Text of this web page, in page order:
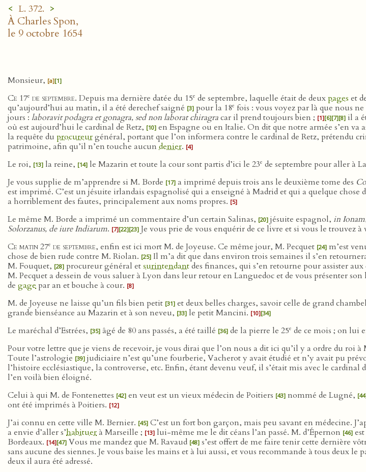
< L. 372. >
À Charles Spon,
le 9 octobre 1654
Monsieur, [a][1]
Ce 17e de septembre. Depuis ma dernière datée du 15e de septembre, laquelle était de deuxpages et
qu’aujourd’hui au matin, il a été derechef saigné [3] pour la 18e fois : vous voyez par là que nous
jours : laboravit podagra et gonagra, sed non laborat chiragracar il prend toujours bien ; [1][6][7][8] il a
où est aujourd’hui le cardinal de Retz, [10] en Espagne ou en Italie. On dit que notre armée s’en va
la requête du procureurgénéral, portant que l’on informera contre le cardinal de Retz, prétendu
patrimoine, afin qu’il n’en touche aucun denier. [4]
Le roi, [13] la reine, [14] le Mazarin et toute la cour sont partis d’ici le 23e de septembre pour aller à
Je vous supplie de m’apprendre si M. Borde [17] a imprimé depuis trois ans le deuxième tome des
est imprimé. C’est un jésuite irlandais espagnolisé qui a enseigné à Madrid et qui a quelque chose
a horriblement des fautes, principalement aux noms propres. [5]
Le même M. Borde a imprimé un commentaire d’un certain Salinas, [20] jésuite espagnol, in Ionam
Solorzanus, de iure Indiarum. [7][22][23] Je vous prie de vous enquérir de ce livre et si vous le trouvez
Ce matin 27e de septembre, enfin est ici mort M. de Joyeuse. Ce même jour, M. Pecquet [24] m’est
chose de bien rude contre M. Riolan. [25] Il m’a dit que dans environ trois semaines il s’en
M. Fouquet, [28] procureur général etsurintendantdes finances, qui s’en retourne pour assister
M. Pecquet a dessein de vous saluer à Lyon dans leur retour en Languedoc et de vous présenter
de gagepar an et bouche à cour. [8]
M. de Joyeuse ne laisse qu’un fils bien petit [31] et deux belles charges, savoir celle de grand
grande bienséance au Mazarin et à son neveu, [33] le petit Mancini. [10][34]
Le maréchal d’Estrées, [35] âgé de 80 ans passés, a été taillé [36] de la pierre le 25e de ce mois ; on lui
Pour votre lettre que je viens de recevoir, je vous dirai que l’on nous a dit ici qu’il y a ordre du roi
Toute l’astrologie [39] judiciaire n’est qu’une fourberie, Vacherot y avait étudié et n’y avait pu
l’histoire ecclésiastique, la controverse, etc. Enfin, étant devenu veuf, il s’était mis avec le
l’en voilà bien éloigné.
Celui à qui M. de Fontenettes [42] en veut est un vieux médecin de Poitiers [43] nommé de Lugné,
ont été imprimés à Poitiers. [12]
J’ai connu en cette ville M. Bernier. [45] C’est un fort bon garçon, mais peu savant en médecine.
a envie d’aller s’habituerà Marseille ; [13] lui-même me le dit céans l’an passé. M. d’Épernon [46]
Bordeaux. [14][47] Vous me mandez que M. Ravaud [48] s’est offert de me faire tenir cette dernière
sans aucune des siennes. Je vous baise les mains et à lui aussi, et vous recommande à tous deux le
deux il aura été adressé.